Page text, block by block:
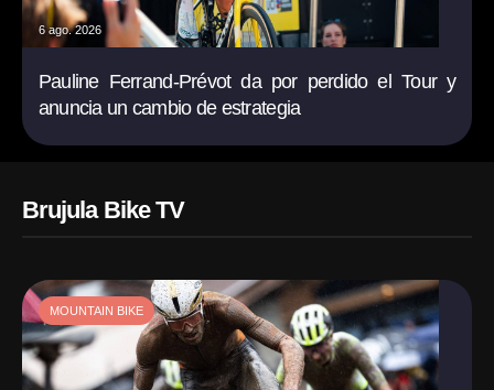
6 ago. 2026
Pauline Ferrand-Prévot da por perdido el Tour y
anuncia un cambio de estrategia
Brujula Bike TV
MOUNTAIN BIKE